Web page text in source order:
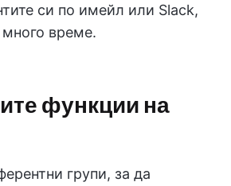
си по имейл или Slack,
много време.
функции на
групи, за да